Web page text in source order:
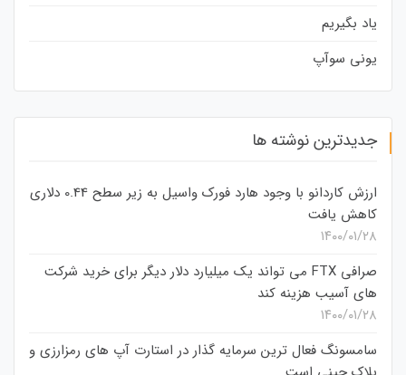
یاد بگیریم
یونی سوآپ
جدیدترین نوشته ها
ارزش کاردانو با وجود هارد فورک واسیل به زیر سطح 0.44 دلاری
کاهش یافت
۱۴۰۰/۰۱/۲۸
صرافی FTX می تواند یک میلیارد دلار دیگر برای خرید شرکت
های آسیب هزینه کند
۱۴۰۰/۰۱/۲۸
سامسونگ فعال‌ ترین سرمایه‌ گذار در استارت‌ آپ‌ های رمزارزی و